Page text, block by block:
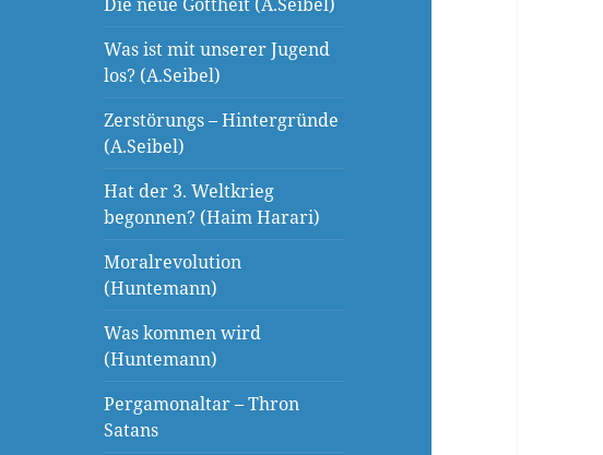
Was ist mit unserer Jugend
los? (A.Seibel)
Zerstörungs – Hintergründe
(A.Seibel)
Hat der 3. Weltkrieg
begonnen? (Haim Harari)
Moralrevolution
(Huntemann)
Was kommen wird
(Huntemann)
Pergamonaltar – Thron
Satans